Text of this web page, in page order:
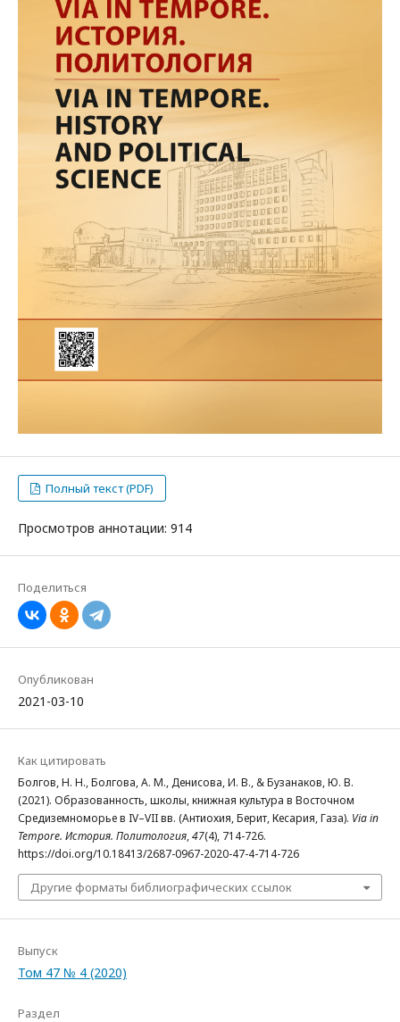
Полный текст (PDF)
Просмотров аннотации: 914
Поделиться
Опубликован
2021-03-10
Как цитировать
Болгов, Н. Н., Болгова, А. М., Денисова, И. В., & Бузанаков, Ю. В.
(2021). Образованность, школы, книжная культура в Восточном
Средиземноморье в IV–VII вв. (Антиохия, Берит, Кесария, Газа). Via in
Tempore. История. Политология,47(4), 714-726.
https://doi.org/10.18413/2687-0967-2020-47-4-714-726
Другие форматы библиографических ссылок
Выпуск
Том 47 № 4 (2020)
Раздел